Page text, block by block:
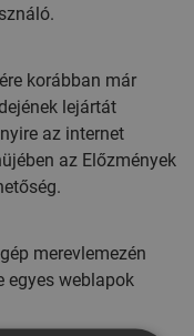
korábban már
lejártát
az internet
az Előzmények
merevlemezén
egyes weblapok